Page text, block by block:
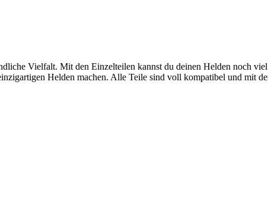
Vielfalt. Mit den Einzelteilen kannst du deinen Helden noch
Helden machen. Alle Teile sind voll kompatibel und mit